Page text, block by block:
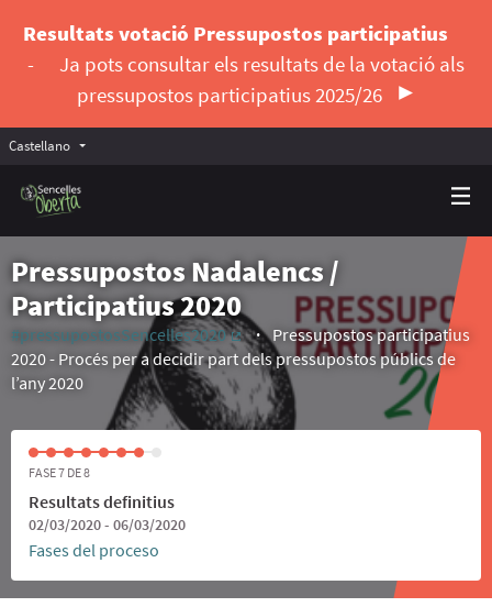
Resultats votació Pressupostos participatius
-
Ja pots consultar els resultats de la votació als
pressupostos participatius 2025/26
Castellano Triar la llengua
Pressupostos Nadalencs /
Participatius 2020
#pressupostosSencelles2020
(Enlace externo)
Pressupostos participatius
2020 - Procés per a decidir part dels pressupostos públics de
l’any 2020
FASE 7 DE 8
Resultats definitius
02/03/2020 - 06/03/2020
Fases del proceso